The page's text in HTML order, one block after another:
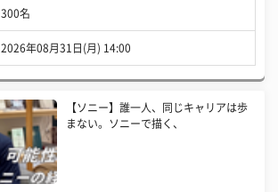
300名
2026年08月31日(月) 14:00
【ソニー】誰一人、同じキャリアは歩
まない。ソニーで描く、